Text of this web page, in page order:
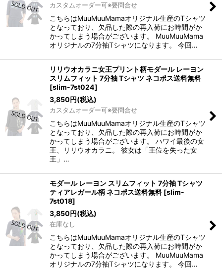
カスタムオーダー可※要問合せ
こちらはMuuMuuMamaオリジナル生産のTシャツ
となっており、欠品した際の再入荷にお時間がか
かってしまう場合がございます。 MuuMuuMama
オリジナルの7分袖Tシャツになります。 今回…
リリウオカラニ女王プリント柄モダール レーヨン
スリムフィット 7分袖 Tシャツ ネコポス送料無料
[slim-7st024]
3,850円(税込)
カスタムオーダー可※要問合せ
こちらはMuuMuuMamaオリジナル生産のTシャツ
となっており、欠品した際の再入荷にお時間がか
かってしまう場合がございます。 ハワイ最後の女
王、リリウオカラニ。 彼女は「王位を失った女
王」…
モダール レーヨン スリムフィット 7分袖 Tシャツ
ティアレガール柄 ネコポス送料無料 [slim-
7st018]
3,850円(税込)
在庫なし
こちらはMuuMuuMamaオリジナル生産のTシャツ
となっており、欠品した際の再入荷にお時間がか
かってしまう場合がございます。 MuuMuuMama
オリジナルの7分袖Tシャツになります。 今回…